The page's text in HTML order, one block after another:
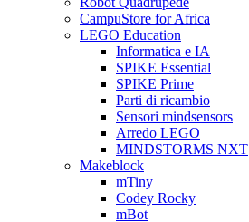
CampuStore for Africa
LEGO Education
Informatica e IA
SPIKE Essential
SPIKE Prime
Parti di ricambio
Sensori mindsensors
Arredo LEGO
MINDSTORMS NXT
Makeblock
mTiny
Codey Rocky
mBot